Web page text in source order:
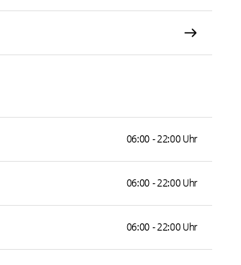
06:00 - 22:00 Uhr
06:00 - 22:00 Uhr
06:00 - 22:00 Uhr